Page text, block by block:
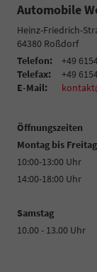
Automobile
Heinz-Friedrich-
64380 Roßdorf
Telefon:
+49
Telefax:
+49
E-Mail:
Öffnungszeiten
Montag bis Freitag
10:00-13:00 Uhr
14:00-18:00 Uhr
Samstag
10.00 - 13.00 Uhr